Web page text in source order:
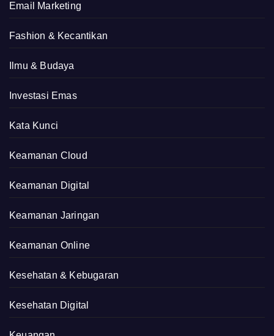
Email Marketing
Fashion & Kecantikan
Ilmu & Budaya
Investasi Emas
Kata Kunci
Keamanan Cloud
Keamanan Digital
Keamanan Jaringan
Keamanan Online
Kesehatan & Kebugaran
Kesehatan Digital